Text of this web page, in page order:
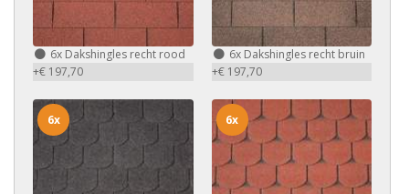
6x Dakshingles recht rood
+€ 197,70
6xDakshingles recht bruin
+€ 197,70
6x 6x